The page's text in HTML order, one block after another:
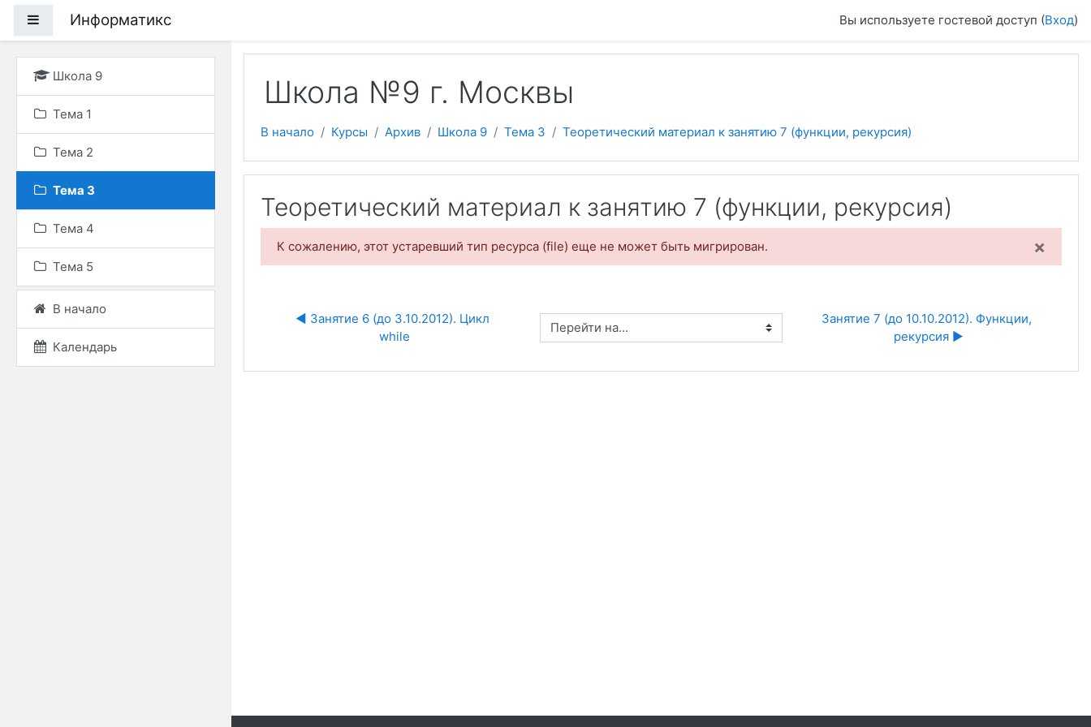
Боковая панель
Информатикс Вы используете гостевой доступ (Вход)
Школа 9
Тема 1
Тема 2
Тема 3
Тема 4
Тема 5
В начало
Календарь
Школа №9 г. Москвы
В начало Курсы Архив Школа 9 Тема 3 Теоретический материал к занятию 7 (функции, рекурсия)
Теоретический материал к занятию 7 (функции, рекурсия)
×
К сожалению, этот устаревший тип ресурса (file) еще не может быть мигрирован.
◀︎ Занятие 6 (до 3.10.2012). Цикл
while
Перейти на...
Занятие 7 (до 10.10.2012). Функции,
рекурсия ▶︎